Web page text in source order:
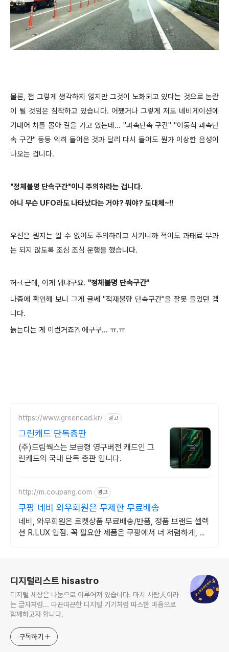
물론, 전 그렇게 생각하지 않지만 그것이 노화되고 있다는 것으로 논란
이 될 것임은 짐작하고 있습니다. 어쨌거나 그렇게 저도 네비게이션에
기대어 차를 몰아 길을 가고 있는데... "과속단속 구간" "이동식 과속단
속 구간" 등등 익히 들어온 것과 달리 다시 들어도 뭔가 이상한 음성이
나오는 겁니다.
"정체불명 단속구간"이니 주의하라는 겁니다.
아니 무슨 UFO라도 나타났다는 거야? 뭐야? 도대체~!!
우선은 뭔지는 알 수 없어도 주의하라고 시키니까 적어도 과태료 부과
는 되지 않도록 조심 조심 운행을 했습니다.
허~! 근데, 이게 뭐냐구요. "정체불명 단속구간"
나중에 확인해 보니 그게 글쎄 "적재불량 단속구간"을 잘못 들었던 겝
니다.
늙는다는 게 이런거죠?! 에구구... ㅠ.ㅠ
https://www.greencad.kr/ 광고
그린캐드 단독총판
(주)드림웍스는 보급형 영구버전 캐드인 그
린캐드의 국내 단독 총판 입니다.
http://m.coupang.com 광고
쿠팡 네비 와우회원은 무제한 무료배송
네비, 와우회원은 로켓상품 무료배송/반품, 정품 브랜드 셀렉
션 R.LUX 입점. 꼭 필요한 제품은 쿠팡에서 더 저렴하게, 로
디지털리스트 hisastro
디지털 세상은 나눔으로 이루어져 있습니다. 마치 사람人이라
는 글자처럼... 따끈따끈한 디지털 기기처럼 따스한 마음으로
함께하고자 합니다.
구독하기